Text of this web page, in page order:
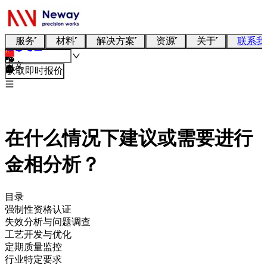
服务 材料 解决方案 资源 关于 联系
中文
获取即时报价
在什么情况下建议或需要进行
金相分析？
目录
强制性资格认证
失效分析与问题调查
工艺开发与优化
定期质量监控
行业特定要求